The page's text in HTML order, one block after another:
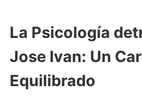
La Psicología
Jose Ivan: Un
Equilibrado